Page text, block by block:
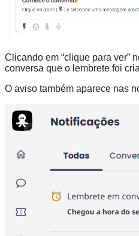
Clicando em “clique para ver”
conversa que o lembrete foi
O aviso também aparece nas